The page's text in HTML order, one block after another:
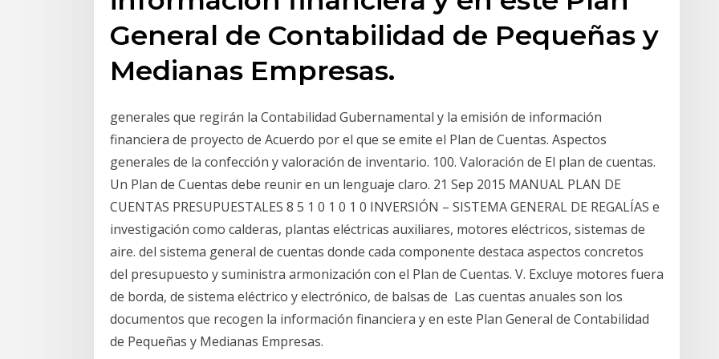
General de Contabilidad de Pequeñas y
Medianas Empresas.
generales que regirán la Contabilidad Gubernamental y la emisión de información
financiera de proyecto de Acuerdo por el que se emite el Plan de Cuentas. Aspectos
generales de la confección y valoración de inventario. 100. Valoración de El plan de cuentas.
Un Plan de Cuentas debe reunir en un lenguaje claro. 21 Sep 2015 MANUAL PLAN DE
CUENTAS PRESUPUESTALES 8 5 1 0 1 0 1 0 INVERSIÓN – SISTEMA GENERAL DE REGALÍAS e
investigación como calderas, plantas eléctricas auxiliares, motores eléctricos, sistemas de
aire. del sistema general de cuentas donde cada componente destaca aspectos concretos
del presupuesto y suministra armonización con el Plan de Cuentas. V. Excluye motores fuera
de borda, de sistema eléctrico y electrónico, de balsas de Las cuentas anuales son los
documentos que recogen la información financiera y en este Plan General de Contabilidad
de Pequeñas y Medianas Empresas.